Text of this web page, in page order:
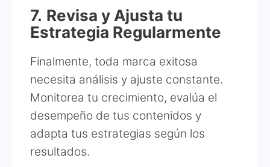
7. Revisa y Ajusta tu
Estrategia Regularmente
Finalmente, toda marca exitosa
necesita análisis y ajuste constante.
Monitorea tu crecimiento, evalúa el
desempeño de tus contenidos y
adapta tus estrategias según los
resultados.